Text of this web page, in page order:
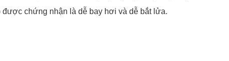
được chứng nhận là dễ bay hơi và dễ bắt lửa.